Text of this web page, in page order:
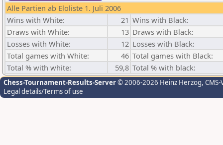
Alle Partien ab Eloliste 1. Juli 2006
Wins with White:
21 Wins with Black:
Draws with White:
13 Draws with Black:
Losses with White:
12 Losses with Black:
Total games with White:
46 Total games with Black:
Total % with white:
59,8 Total % with black:
Chess-Tournament-Results-Server© 2006-2026 Heinz Herzog,
Legal details/Terms of use